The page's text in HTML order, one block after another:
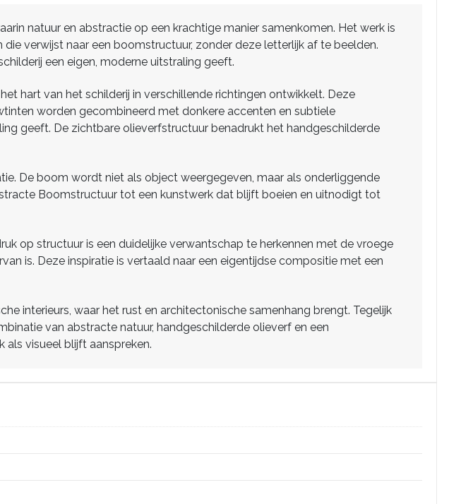
natuur en abstractie op een krachtige manier samenkomen. Het werk is
verwijst naar een boomstructuur, zonder deze letterlijk af te beelden.
een eigen, moderne uitstraling geeft.
hart van het schilderij in verschillende richtingen ontwikkelt. Deze
worden gecombineerd met donkere accenten en subtiele
geeft. De zichtbare olieverfstructuur benadrukt het handgeschilderde
De boom wordt niet als object weergegeven, maar als onderliggende
Boomstructuur tot een kunstwerk dat blijft boeien en uitnodigt tot
op structuur is een duidelijke verwantschap te herkennen met de vroege
is. Deze inspiratie is vertaald naar een eigentijdse compositie met een
interieurs, waar het rust en architectonische samenhang brengt. Tegelijk
van abstracte natuur, handgeschilderde olieverf en een
visueel blijft aanspreken.